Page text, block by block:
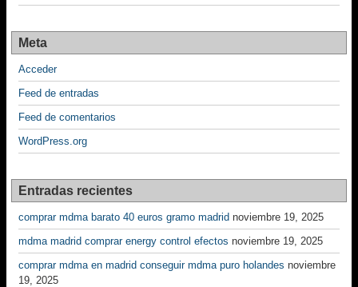
Meta
Acceder
Feed de entradas
Feed de comentarios
WordPress.org
Entradas recientes
comprar mdma barato 40 euros gramo madrid noviembre 19, 2025
mdma madrid comprar energy control efectos noviembre 19, 2025
comprar mdma en madrid conseguir mdma puro holandes noviembre
19, 2025